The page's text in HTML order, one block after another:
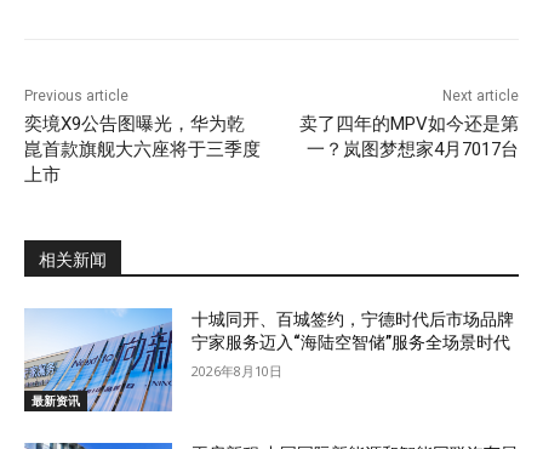
Previous article
奕境X9公告图曝光，华为乾
崑首款旗舰大六座将于三季度
上市
Next article
卖了四年的MPV如今还是第
一？岚图梦想家4月7017台
相关新闻
最新资讯
十城同开、百城签约，宁德时代后市场品牌
宁家服务迈入“海陆空智储”服务全场景时代
2026年8月10日